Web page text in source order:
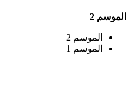
الموسم 2
الموسم 2
الموسم 1